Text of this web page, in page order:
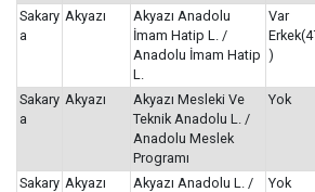
Sakary
a
Akyazı
Akyazı Anadolu
İmam Hatip L. /
Anadolu İmam Hatip
L.
Var
)
Sakary
a
Akyazı
Akyazı Mesleki Ve
Teknik Anadolu L. /
Anadolu Meslek
Programı
Yok
Sakary Akyazı
Akyazı Anadolu L. /
Yok